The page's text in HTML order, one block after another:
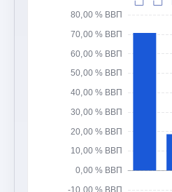
-10,00 % ВВП
0,00 % ВВП
10,00 % ВВП
20,00 % ВВП
30,00 % ВВП
40,00 % ВВП
50,00 % ВВП
60,00 % ВВП
70,00 % ВВП
80,00 % ВВП